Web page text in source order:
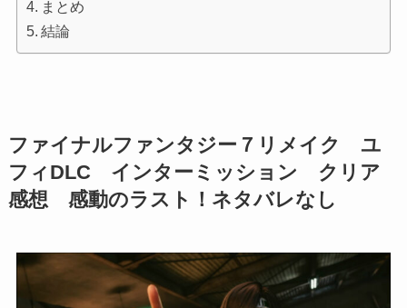
まとめ
結論
ファイナルファンタジー７リメイク ユ
フィDLC インターミッション クリア
感想 感動のラスト！ネタバレなし